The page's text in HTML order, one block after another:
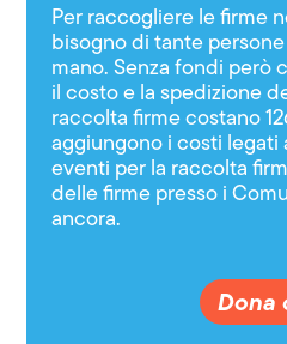
Per raccogliere le firme
bisogno di tante
mano. Senza fondi però
il costo e la spedizione
raccolta firme costano
aggiungono i costi legati
eventi per la raccolta
delle firme presso i
ancora.
Dona